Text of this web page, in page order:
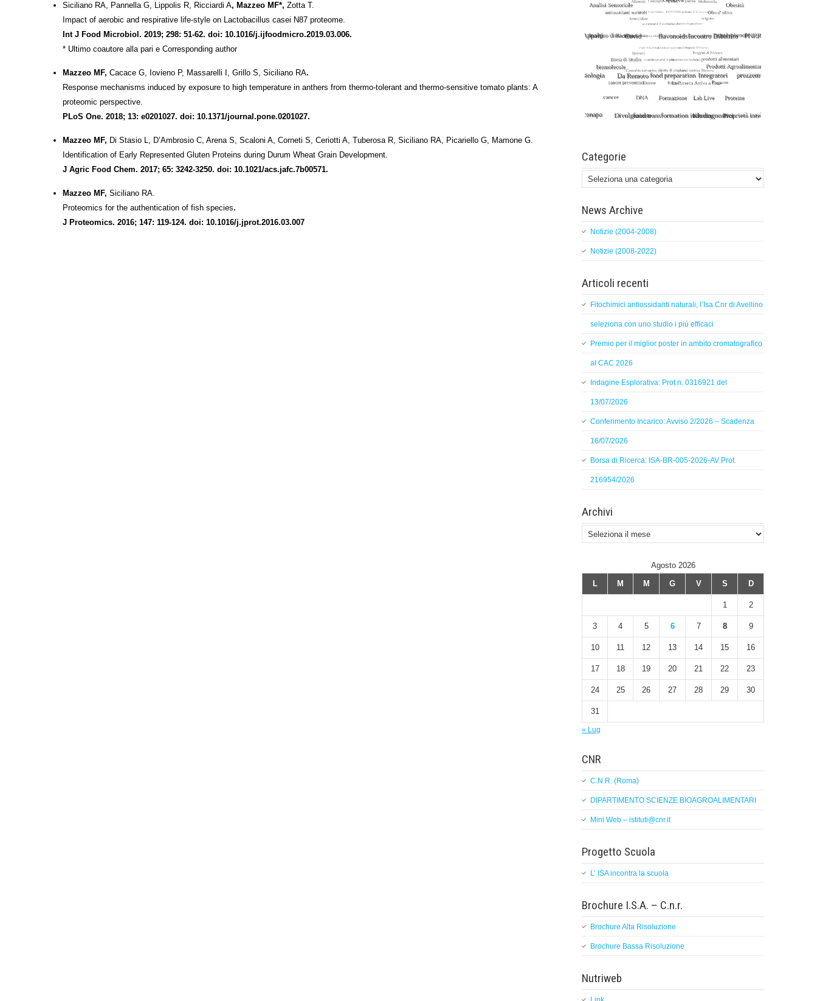
Siciliano RA, Pannella G, Lippolis R, Ricciardi A, Mazzeo MF*, Zotta T.
Impact of aerobic and respirative life-style on Lactobacillus casei N87 proteome.
Int J Food Microbiol. 2019; 298: 51-62. doi: 10.1016/j.ijfoodmicro.2019.03.006.
* Ultimo coautore alla pari e Corresponding author
Mazzeo MF, Cacace G, Iovieno P, Massarelli I, Grillo S, Siciliano RA.
Response mechanisms induced by exposure to high temperature in anthers from thermo-tolerant and thermo-sensitive tomato plants: A
proteomic perspective.
PLoS One. 2018; 13: e0201027. doi: 10.1371/journal.pone.0201027.
Mazzeo MF, Di Stasio L, D’Ambrosio C, Arena S, Scaloni A, Corneti S, Ceriotti A, Tuberosa R, Siciliano RA, Picariello G, Mamone G.
Identification of Early Represented Gluten Proteins during Durum Wheat Grain Development.
J Agric Food Chem. 2017; 65: 3242-3250. doi: 10.1021/acs.jafc.7b00571.
Mazzeo MF, Siciliano RA.
Proteomics for the authentication of fish species.
J Proteomics. 2016; 147: 119-124. doi: 10.1016/j.jprot.2016.03.007
Categorie
Categorie
News Archive
Notizie (2004-2008)
Notizie (2008-2022)
Articoli recenti
Fitochimici antiossidanti naturali, l’Isa Cnr di Avellino
seleziona con uno studio i più efficaci
Premio per il miglior poster in ambito cromatografico
al CAC 2026
Indagine Esplorativa: Prot n. 0316921 del
13/07/2026
Conferimento Incarico: Avviso 2/2026 – Scadenza
16/07/2026
Borsa di Ricerca: ISA-BR-005-2026-AV Prot.
216954/2026
Archivi
Archivi
Agosto 2026
L
M M G V S D
1 2
3 4 5 6 7 8 9
10 11 12 13 14 15 16
17 18 19 20 21 22 23
24 25 26 27 28 29 30
31
« Lug
CNR
C.N.R. (Roma)
DIPARTIMENTO SCIENZE BIOAGROALIMENTARI
Mini Web – istituti@cnr.it
Progetto Scuola
L’ ISA incontra la scuola
Brochure I.S.A. – C.n.r.
Brochure Alta Risoluzione
Brochure Bassa Risoluzione
Nutriweb